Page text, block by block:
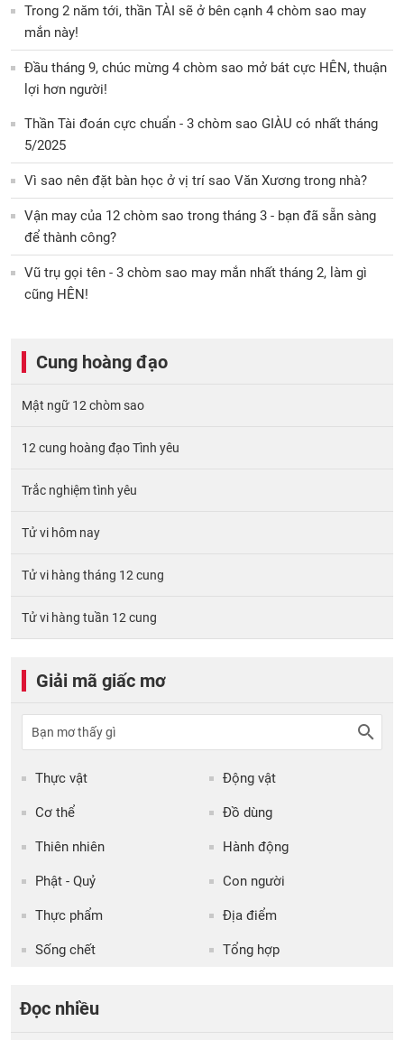
Trong 2 năm tới, thần TÀI sẽ ở bên cạnh 4 chòm sao may
mắn này!
Đầu tháng 9, chúc mừng 4 chòm sao mở bát cực HÊN, thuận
lợi hơn người!
Thần Tài đoán cực chuẩn - 3 chòm sao GIÀU có nhất tháng
5/2025
Vì sao nên đặt bàn học ở vị trí sao Văn Xương trong nhà?
Vận may của 12 chòm sao trong tháng 3 - bạn đã sẵn sàng
để thành công?
Vũ trụ gọi tên - 3 chòm sao may mắn nhất tháng 2, làm gì
cũng HÊN!
Cung hoàng đạo
Mật ngữ 12 chòm sao
12 cung hoàng đạo Tình yêu
Trắc nghiệm tình yêu
Tử vi hôm nay
Tử vi hàng tháng 12 cung
Tử vi hàng tuần 12 cung
Giải mã giấc mơ
Thực vật Động vật
Cơ thể Đồ dùng
Thiên nhiên Hành động
Phật - Quỷ Con người
Thực phẩm Địa điểm
Sống chết Tổng hợp
Đọc nhiều